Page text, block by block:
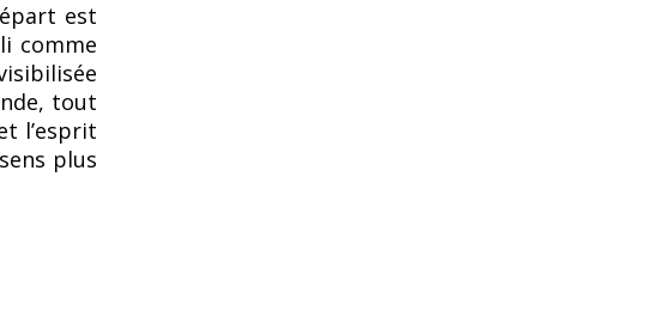
est
comme
tout
l’esprit
plus